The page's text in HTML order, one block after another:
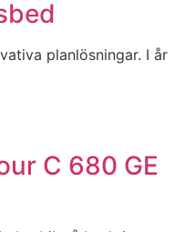
planlösningar. I år
C 680 GE